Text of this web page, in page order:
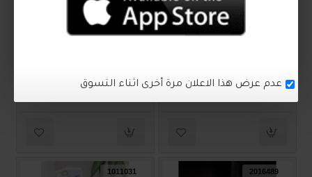
بوت رجالي 2016491
₪200.00
بوت رجالي 2016490
₪200.00
2016489
1011031